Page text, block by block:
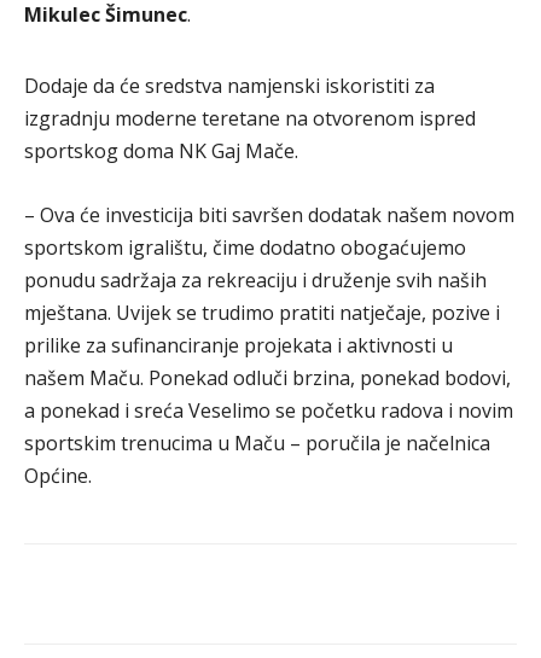
Mikulec Šimunec.
Dodaje da će sredstva namjenski iskoristiti za
izgradnju moderne teretane na otvorenom ispred
sportskog doma NK Gaj Mače.
– Ova će investicija biti savršen dodatak našem novom
sportskom igralištu, čime dodatno obogaćujemo
ponudu sadržaja za rekreaciju i druženje svih naših
mještana. Uvijek se trudimo pratiti natječaje, pozive i
prilike za sufinanciranje projekata i aktivnosti u
našem Maču. Ponekad odluči brzina, ponekad bodovi,
a ponekad i sreća Veselimo se početku radova i novim
sportskim trenucima u Maču – poručila je načelnica
Općine.